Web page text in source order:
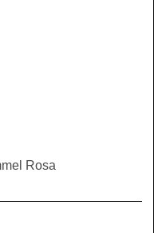
Rosa